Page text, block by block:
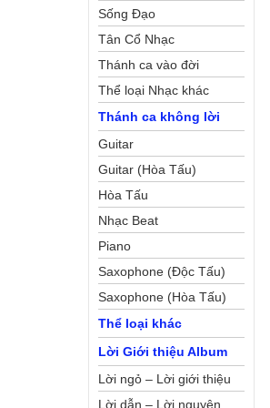
Sống Đạo
Tân Cổ Nhạc
Thánh ca vào đời
Thể loại Nhạc khác
Thánh ca không lời
Guitar
Guitar (Hòa Tấu)
Hòa Tấu
Nhạc Beat
Piano
Saxophone (Độc Tấu)
Saxophone (Hòa Tấu)
Thể loại khác
Lời Giới thiệu Album
Lời ngỏ – Lời giới thiệu
Lời dẫn – Lời nguyện